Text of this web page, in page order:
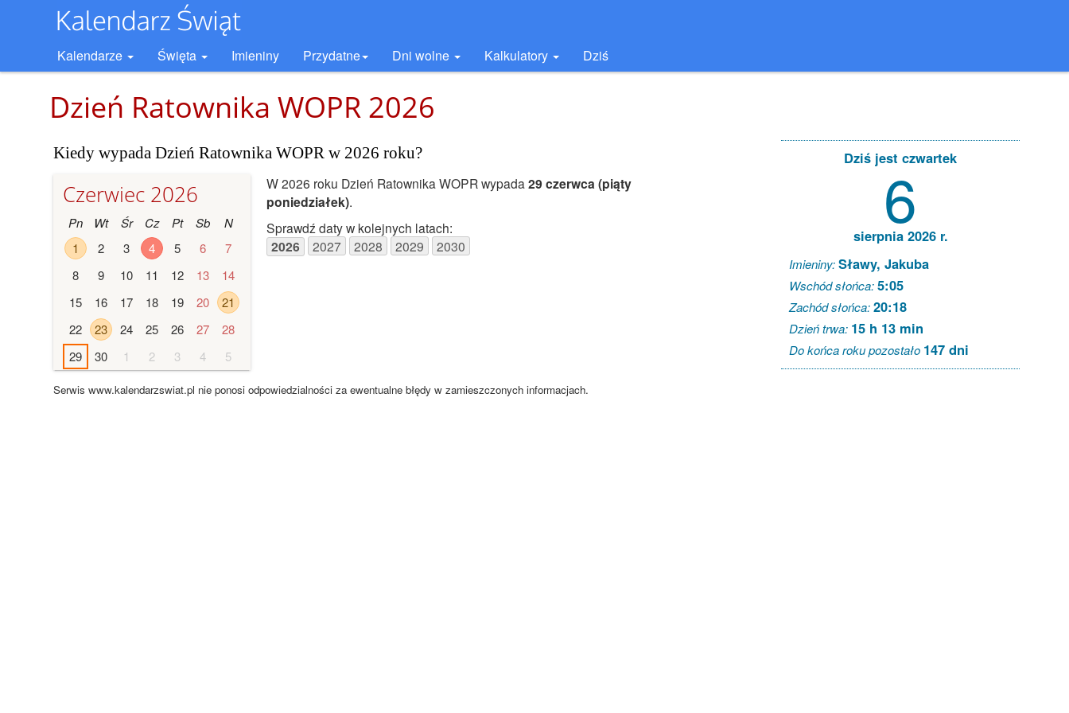
Kalendarze Święta Imieniny Przydatne Dni wolne Kalkulatory Dziś
Dzień Ratownika WOPR 2026
Kiedy wypada Dzień Ratownika WOPR w 2026 roku?
Czerwiec 2026
Pn Wt Śr Cz Pt Sb
N
1
2 3 4 5 6
7
8
9 10 11 12 13
14
15
16 17 18 19 20
21
22
23 24 25 26 27
28
29
30 1 2 3 4 5
W 2026 roku Dzień Ratownika WOPR wypada 29 czerwca (piąty
poniedziałek).
Sprawdź daty w kolejnych latach:
2026 2027 2028 2029 2030
Serwis www.kalendarzswiat.pl nie ponosi odpowiedzialności za ewentualne błędy w zamieszczonych informacjach.
Dziś jest czwartek
6
sierpnia 2026 r.
Imieniny:Sławy, Jakuba
Wschód słońca:5:05
Zachód słońca:20:18
Dzień trwa: 15 h 13 min
Do końca roku pozostało 147 dni